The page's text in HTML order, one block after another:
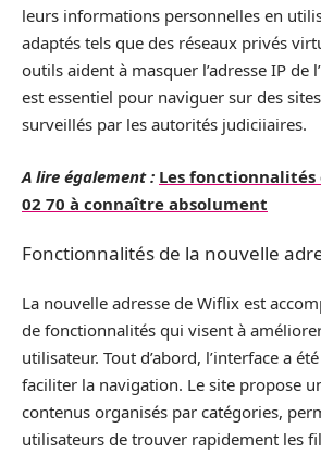
leurs informations personnelles en
adaptés tels que des réseaux privés
outils aident à masquer l’adresse IP de
est essentiel pour naviguer sur des
surveillés par les autorités judiciiaires.
A lire également : Les
02 70 à connaître absolument
Fonctionnalités de la nouvelle
La nouvelle adresse de Wiflix est
de fonctionnalités qui visent à
utilisateur. Tout d’abord, l’interface a
faciliter la navigation. Le site propose
contenus organisés par catégories,
utilisateurs de trouver rapidement les